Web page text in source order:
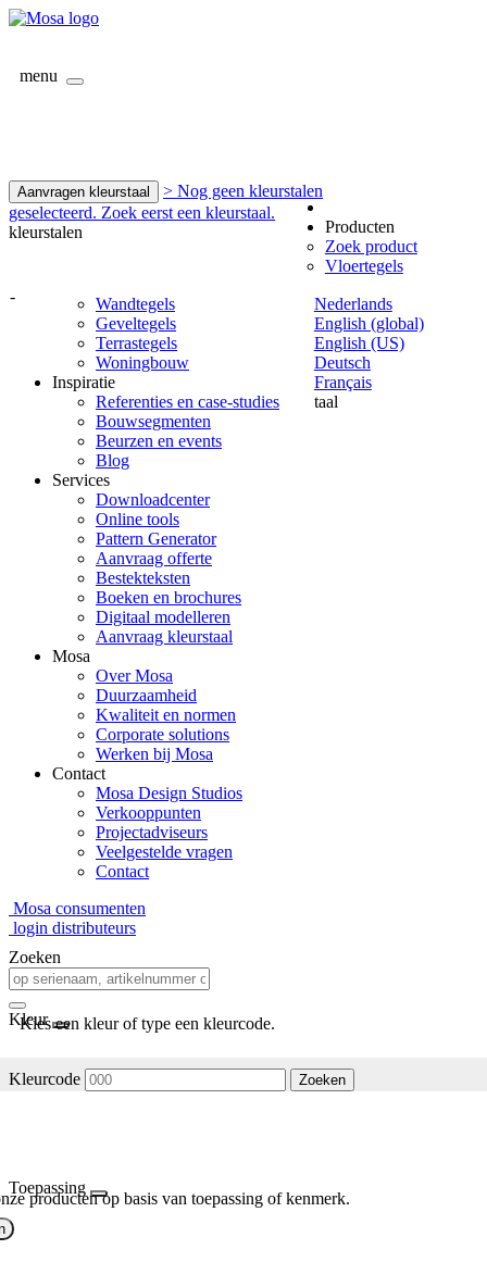
menu
Aanvragen kleurstaal
> Nog geen kleurstalen
geselecteerd. Zoek eerst een kleurstaal.
kleurstalen
-
Nederlands
English (global)
English (US)
Deutsch
Français
taal
Producten
Zoek product
Vloertegels
Wandtegels
Geveltegels
Terrastegels
Woningbouw
Inspiratie
Referenties en case-studies
Bouwsegmenten
Beurzen en events
Blog
Services
Downloadcenter
Online tools
Pattern Generator
Aanvraag offerte
Bestekteksten
Boeken en brochures
Digitaal modelleren
Aanvraag kleurstaal
Mosa
Over Mosa
Duurzaamheid
Kwaliteit en normen
Corporate solutions
Werken bij Mosa
Contact
Mosa Design Studios
Verkooppunten
Projectadviseurs
Veelgestelde vragen
Contact
Mosa consumenten
login distributeurs
Zoeken
Kleur
Kies een kleur of type een kleurcode.
Kleurcode Zoeken
Toepassing
producten op basis van toepassing of kenmerk.